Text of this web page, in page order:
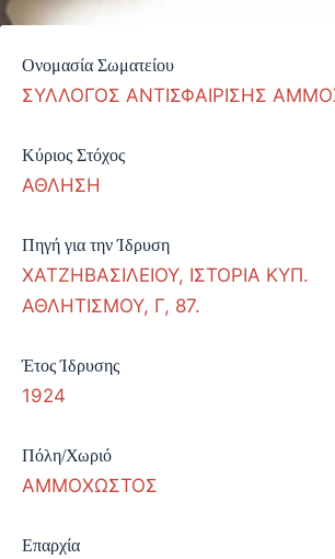
Ονομασία Σωματείου
ΣΥΛΛΟΓΟΣ ΑΝΤΙΣΦΑΙΡΙΣΗΣ
Κύριος Στόχος
ΑΘΛΗΣΗ
Πηγή για την Ίδρυση
ΧΑΤΖΗΒΑΣΙΛΕΙΟΥ, ΙΣΤΟΡΙΑ ΚΥΠ.
ΑΘΛΗΤΙΣΜΟΥ, Γ, 87.
Έτος Ίδρυσης
1924
Πόλη/Χωριό
ΑΜΜΟΧΩΣΤΟΣ
Επαρχία